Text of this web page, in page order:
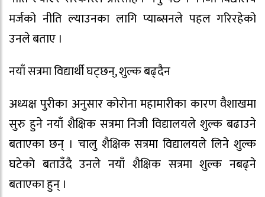
मर्जको नीति ल्याउनका लागि प्याब्सनले पहल गरिरहेको
उनले बताए ।
नयाँ सत्रमा विद्यार्थी घट्छन्, शुल्क बढ्दैन
अध्यक्ष पुरीका अनुसार कोरोना महामारीका कारण वैशाखमा
सुरु हुने नयाँ शैक्षिक सत्रमा निजी विद्यालयले शुल्क बढाउने
बताएका छन् । चालु शैक्षिक सत्रमा विद्यालयले लिने शुल्क
घटेको बताउँदै उनले नयाँ शैक्षिक सत्रमा शुल्क नबढ्ने
बताएका हुन् ।